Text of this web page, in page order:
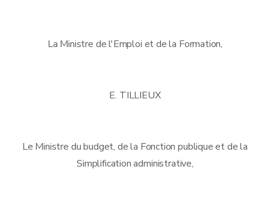
La Ministre de l'Emploi et de la Formation,
E. TILLIEUX
Le Ministre du budget, de la Fonction publique et de la
Simplification administrative,